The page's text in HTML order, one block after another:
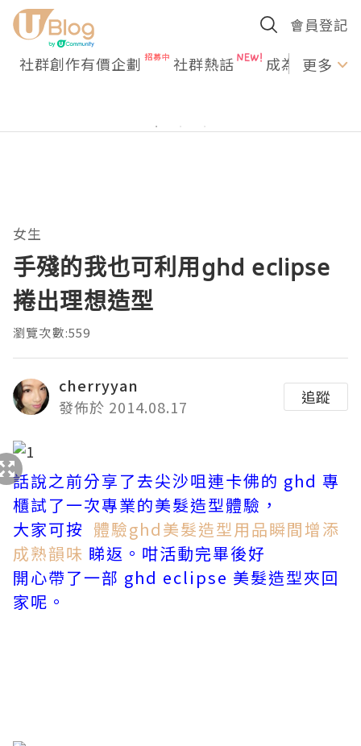
會員登記
社群創作有價企劃 社群熱話 成為U更多
女生
手殘的我也可利用ghd eclipse
捲出理想造型
瀏覽次數:559
cherryyan
發佈於 2014.08.17
追蹤
話說之前分享了去尖沙咀連卡佛的 ghd 專
櫃試了一次專業的美髮造型體驗，
大家可按 體驗ghd美髮造型用品瞬間增添
成熟韻味 睇返。咁活動完畢後好
開心帶了一部 ghd eclipse 美髮造型夾回
家呢。